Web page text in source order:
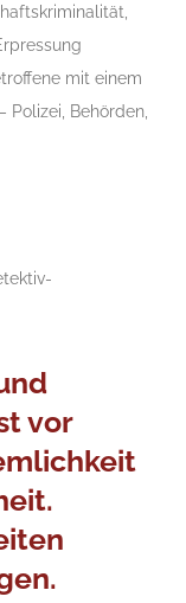
mit einem
Polizei, Behörden,
vor